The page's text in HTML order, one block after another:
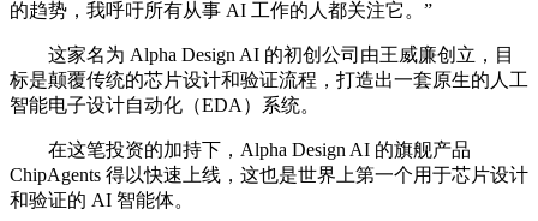
的趋势，我呼吁所有从事 AI 工作的人都关注它。”
这家名为 Alpha Design AI 的初创公司由王威廉创立，目
标是颠覆传统的芯片设计和验证流程，打造出一套原生的人工
智能电子设计自动化（EDA）系统。
在这笔投资的加持下，Alpha Design AI 的旗舰产品
ChipAgents 得以快速上线，这也是世界上第一个用于芯片设计
和验证的 AI 智能体。